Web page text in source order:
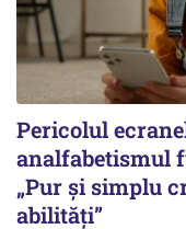
Pericolul
analfabetismul
„Pur și simplu
abilități”